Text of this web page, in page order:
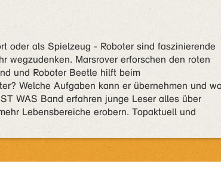
oder als Spielzeug - Roboter sind faszinierende
wegzudenken. Marsrover erforschen den roten
und Roboter Beetle hilft beim
Welche Aufgaben kann er übernehmen und
WAS Band erfahren junge Leser alles über
Lebensbereiche erobern. Topaktuell und